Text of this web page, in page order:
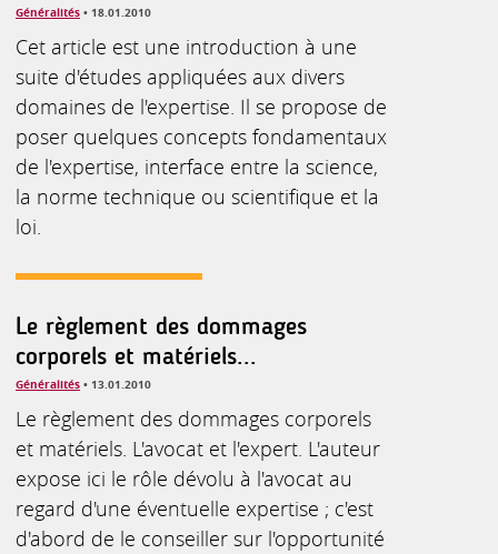
Généralités • 18.01.2010
Cet article est une introduction à une
suite d'études appliquées aux divers
domaines de l'expertise. Il se propose de
poser quelques concepts fondamentaux
de l'expertise, interface entre la science,
la norme technique ou scientifique et la
loi.
Le règlement des dommages
corporels et matériels...
Généralités • 13.01.2010
Le règlement des dommages corporels
et matériels. L'avocat et l'expert. L'auteur
expose ici le rôle dévolu à l'avocat au
regard d'une éventuelle expertise ; c'est
d'abord de le conseiller sur l'opportunité